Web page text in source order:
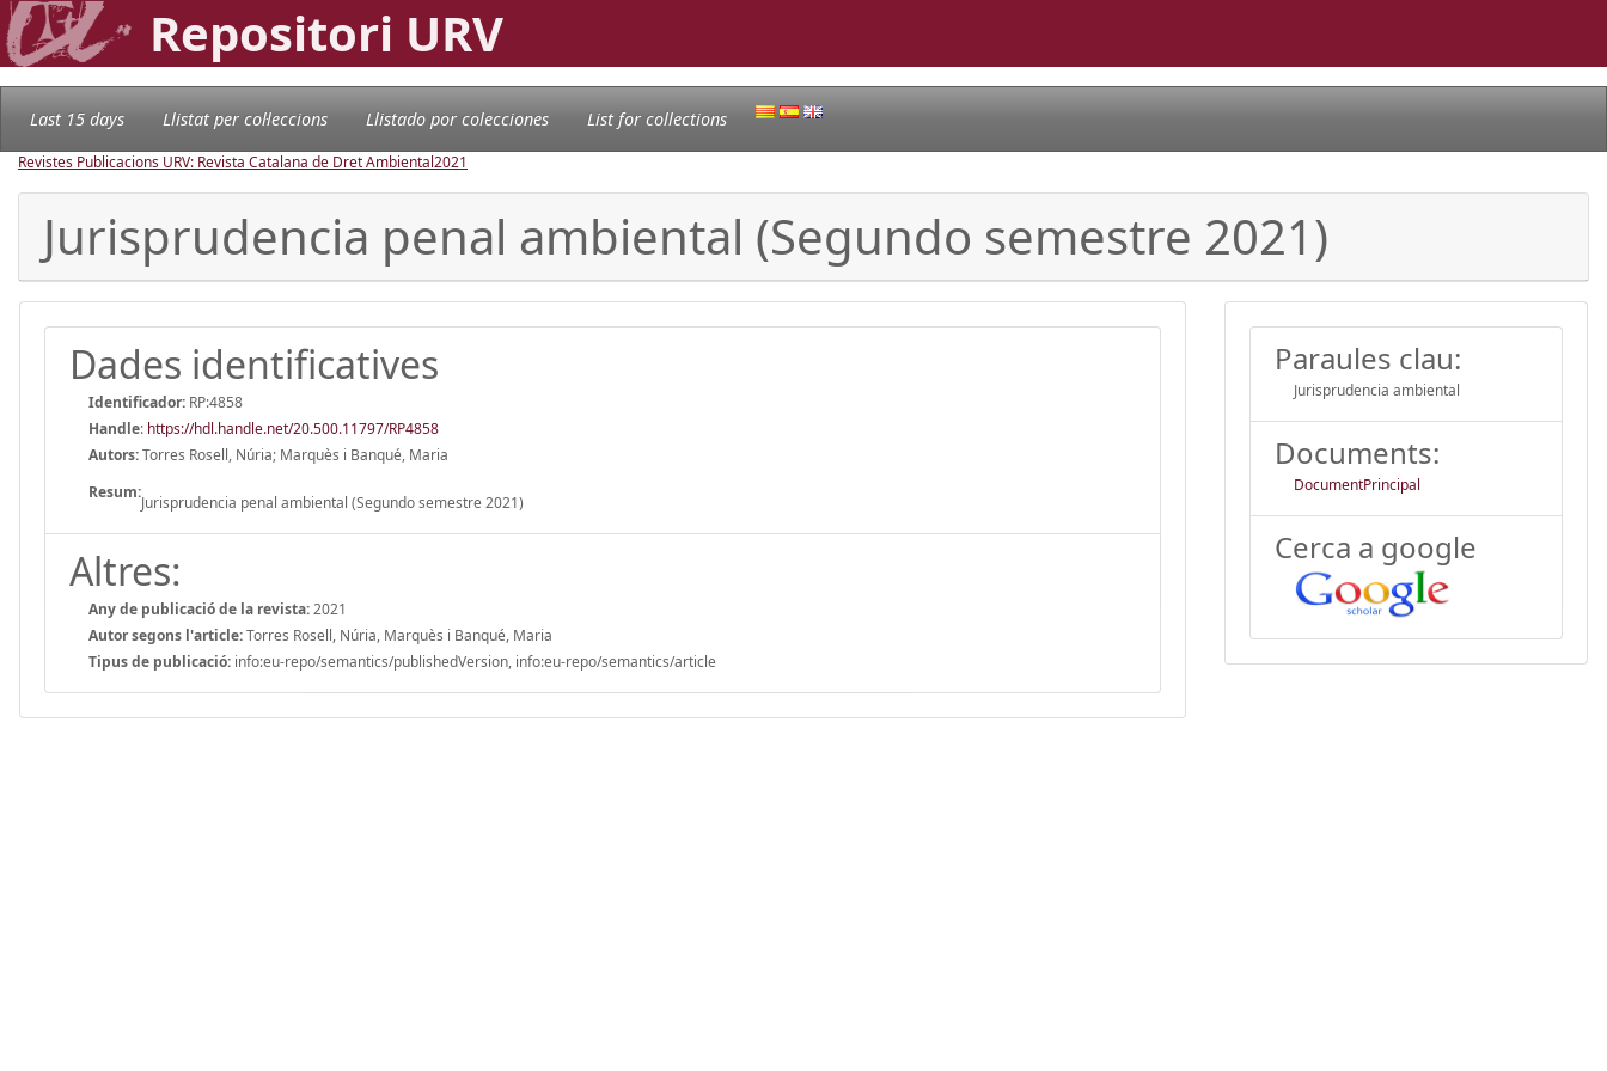
Repositori URV
Last 15 days Llistat per col·leccions Llistado por colecciones List for collections
Revistes Publicacions URV: Revista Catalana de Dret Ambiental2021
Jurisprudencia penal ambiental (Segundo semestre 2021)
Dades identificatives
Identificador: RP:4858
Handle: https://hdl.handle.net/20.500.11797/RP4858
Autors:Torres Rosell, Núria; Marquès i Banqué, Maria
Resum:
Jurisprudencia penal ambiental (Segundo semestre 2021)
Altres:
Any de publicació de la revista:2021
Autor segons l'article:Torres Rosell, Núria, Marquès i Banqué, Maria
Tipus de publicació: info:eu-repo/semantics/publishedVersion, info:eu-repo/semantics/article
Paraules clau:
Jurisprudencia ambiental
Documents:
DocumentPrincipal
Cerca a google